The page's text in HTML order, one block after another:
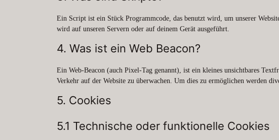
Ein Script ist ein Stück Programmcode, das benutzt wird, um unserer
wird auf unseren Servern oder auf deinem Gerät ausgeführt.
4. Was ist ein Web Beacon?
Ein Web-Beacon (auch Pixel-Tag genannt), ist ein kleines unsichtbares
Verkehr auf der Website zu überwachen. Um dies zu ermöglichen werden
5. Cookies
5.1 Technische oder funktionelle Cookies